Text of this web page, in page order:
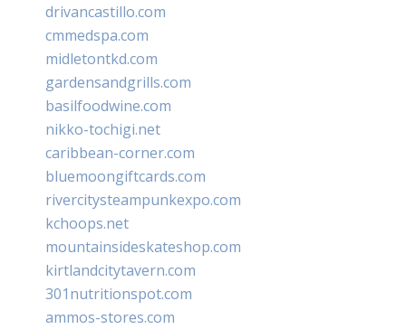
drivancastillo.com
cmmedspa.com
midletontkd.com
gardensandgrills.com
basilfoodwine.com
nikko-tochigi.net
caribbean-corner.com
bluemoongiftcards.com
rivercitysteampunkexpo.com
kchoops.net
mountainsideskateshop.com
kirtlandcitytavern.com
301nutritionspot.com
ammos-stores.com